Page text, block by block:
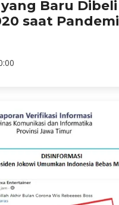
Baru Dibeli
saat Pandemi